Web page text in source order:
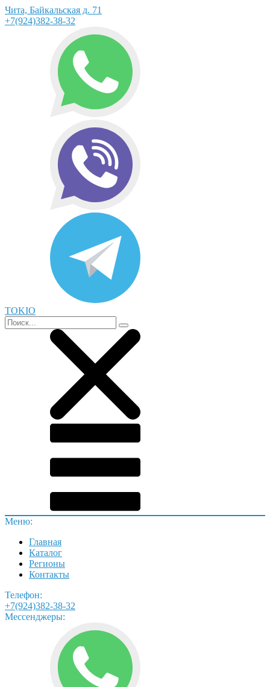
Чита, Байкальская д. 71
+7(924)382-38-32
TOKIO
Меню:
Главная
Каталог
Регионы
Контакты
Телефон:
+7(924)382-38-32
Мессенджеры: